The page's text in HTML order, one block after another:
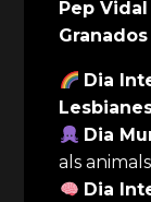
Pep Vidal
Granados
Dia
Dia
als
Dia